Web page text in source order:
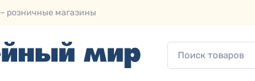
– розничные магазины